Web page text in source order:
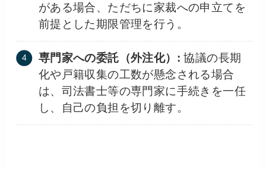
がある場合、ただちに家裁への申立てを
前提とした期限管理を行う。
専門家への委託（外注化）: 協議の長期
化や戸籍収集の工数が懸念される場合
は、司法書士等の専門家に手続きを一任
し、自己の負担を切り離す。